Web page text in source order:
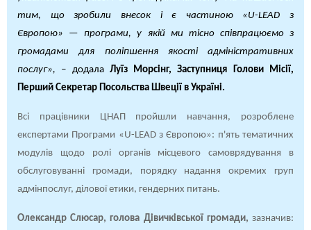
тим, що зробили внесок і є частиною «U-LEAD з
Європою» — програми, у якій ми тісно співпрацюємо з
громадами для поліпшення якості адміністративних
послуг», – додала Луїз Морсінг, Заступниця Голови Місії,
Перший Секретар Посольства Швеції в Україні.
Всі працівники ЦНАП пройшли навчання, розроблене
експертами Програми «U-LEAD з Європою»: п'ять тематичних
модулів щодо ролі органів місцевого самоврядування в
обслуговуванні громади, порядку надання окремих груп
адмінпослуг, ділової етики, гендерних питань.
Олександр Слюсар, голова Дівичківської громади, зазначив: